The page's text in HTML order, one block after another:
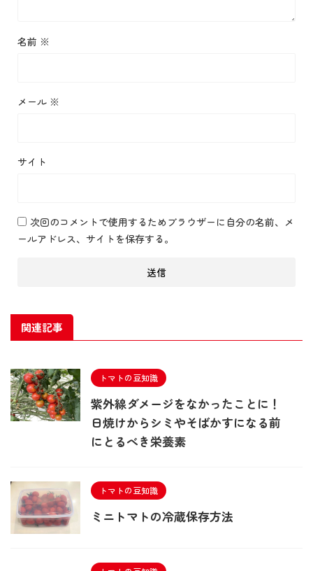
名前 ※
メール ※
サイト
次回のコメントで使用するためブラウザーに自分の名前、メ
ールアドレス、サイトを保存する。
関連記事
トマトの豆知識
紫外線ダメージをなかったことに！
日焼けからシミやそばかすになる前
にとるべき栄養素
トマトの豆知識
ミニトマトの冷蔵保存方法